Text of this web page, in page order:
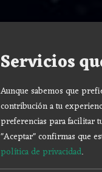
Servicios
Aunque sabemos que
contribución a tu
preferencias para facilitar
"Aceptar" confirmas que
política de privacidad.